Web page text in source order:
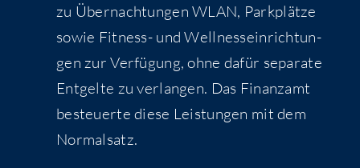
zu Über­nach­tun­gen WLAN, Park­plät­ze
sowie Fit­ness- und Well­ness­ein­rich­tun­
gen zur Ver­fü­gung, ohne dafür sepa­ra­te
Ent­gel­te zu ver­lan­gen. Das Finanz­amt
besteu­er­te die­se Leis­tun­gen mit dem
Normalsatz.